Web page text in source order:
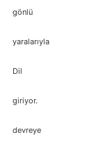
gönlü
yaralarıyla
Dil
giriyor.
devreye